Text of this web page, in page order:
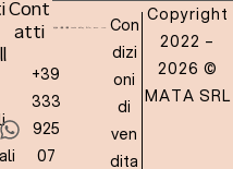
Cont
atti
+39
333
925
07
Con
dizi
oni
di
ven
dita
Copyright
2022 –
2026 ©
MATA SRL